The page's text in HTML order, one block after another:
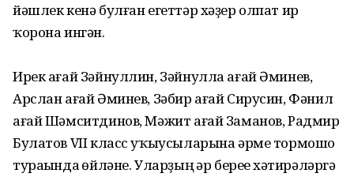
йәшлек кенә булған егеттәр хәҙер олпат ир
ҡорона ингән.
Ирек ағай Зәйнуллин, Зәйнулла ағай Әминев,
Арслан ағай Әминев, Зәбир ағай Сирусин, Фәнил
ағай Шәмситдинов, Мәжит ағай Заманов, Радмир
Булатов VII класс уҡыусыларына әрме тормошо
тураһында һөйләне. Уларҙың һәр береһе хәтирәләргә